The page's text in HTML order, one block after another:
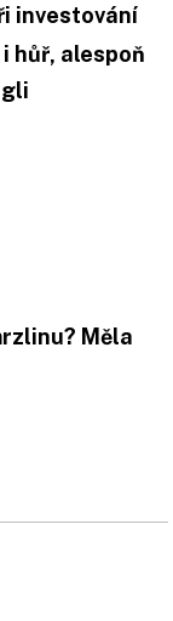
investování
hůř, alespoň
Měla